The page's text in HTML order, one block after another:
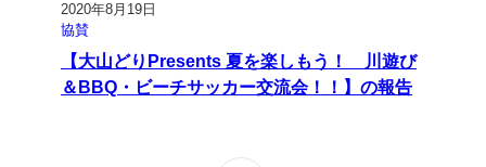
2020年8月19日
協賛
【大山どりPresents 夏を楽しもう！ 川遊び
＆BBQ・ビーチサッカー交流会！！】の報告